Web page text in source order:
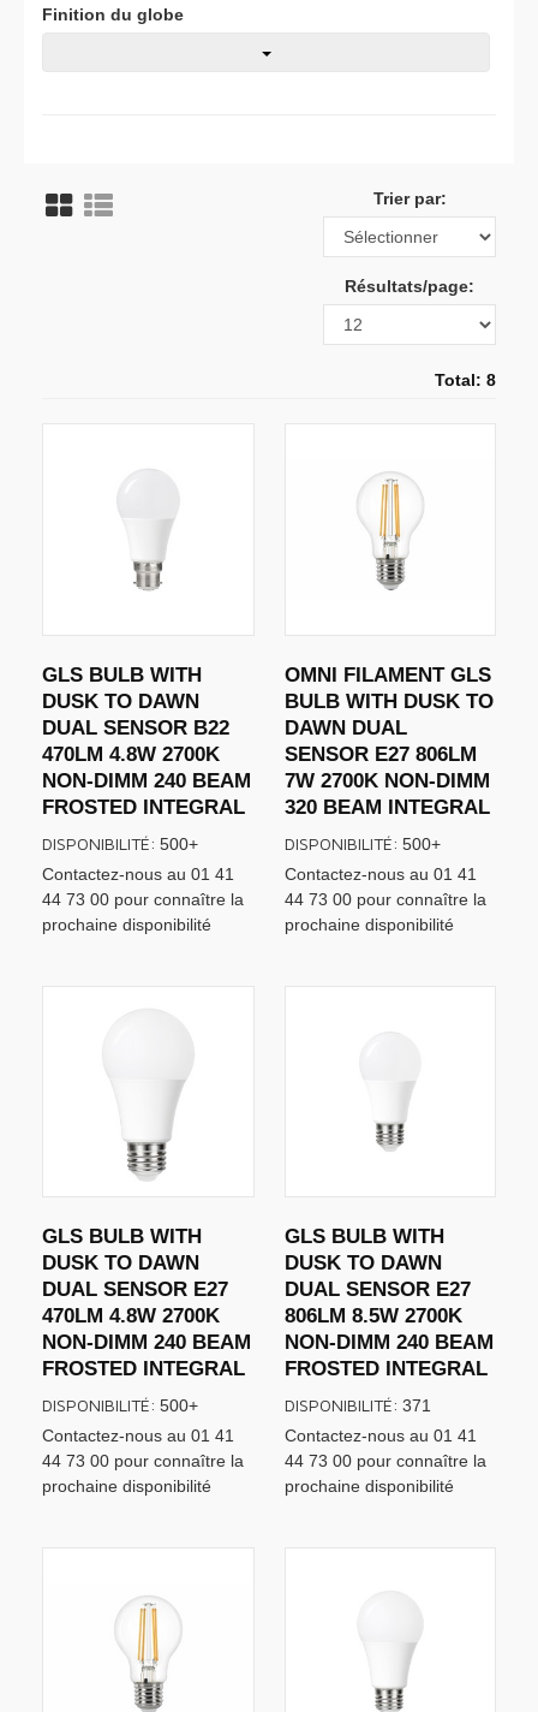
Finition du globe
Trier par:
Résultats/page:
Total: 8
GLS BULB WITH
DUSK TO DAWN
DUAL SENSOR B22
470LM 4.8W 2700K
NON-DIMM 240 BEAM
FROSTED INTEGRAL
Contactez-nous au 01 41
44 73 00 pour connaître la
prochaine disponibilité
DISPONIBILITÉ: 500+
OMNI FILAMENT GLS
BULB WITH DUSK TO
DAWN DUAL
SENSOR E27 806LM
7W 2700K NON-DIMM
320 BEAM INTEGRAL
Contactez-nous au 01 41
44 73 00 pour connaître la
prochaine disponibilité
DISPONIBILITÉ: 500+
GLS BULB WITH
DUSK TO DAWN
DUAL SENSOR E27
470LM 4.8W 2700K
NON-DIMM 240 BEAM
FROSTED INTEGRAL
Contactez-nous au 01 41
44 73 00 pour connaître la
prochaine disponibilité
DISPONIBILITÉ: 500+
GLS BULB WITH
DUSK TO DAWN
DUAL SENSOR E27
806LM 8.5W 2700K
NON-DIMM 240 BEAM
FROSTED INTEGRAL
Contactez-nous au 01 41
44 73 00 pour connaître la
prochaine disponibilité
DISPONIBILITÉ: 371